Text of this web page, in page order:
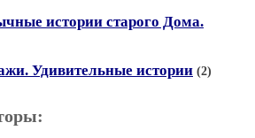
истории старого Дома.
Удивительные истории (2)